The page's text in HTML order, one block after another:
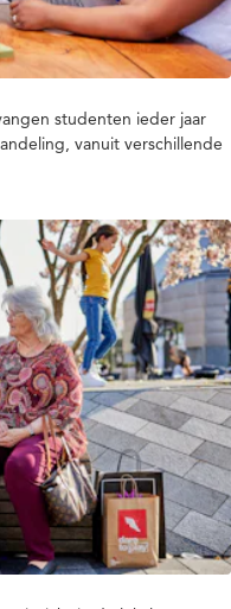
studenten ieder jaar
vanuit verschillende